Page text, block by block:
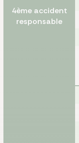
4ème accident
responsable